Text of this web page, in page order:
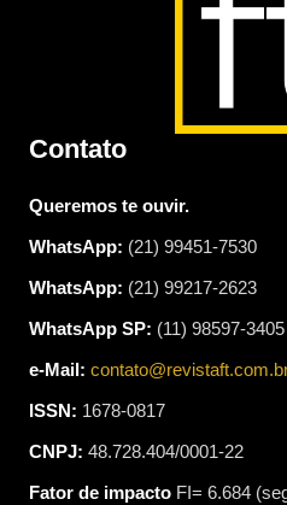
Contato
Queremos te ouvir.
WhatsApp: (21) 99451-7530
WhatsApp: (21) 99217-2623
WhatsApp SP: (11) 98597-3405
e-Mail:
ISSN: 1678-0817
CNPJ: 48.728.404/0001-22
Fator de impacto FI= 6.684